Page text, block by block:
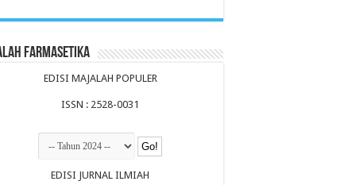
Farmasetika
EDISI MAJALAH POPULER
ISSN : 2528-0031
EDISI JURNAL ILMIAH